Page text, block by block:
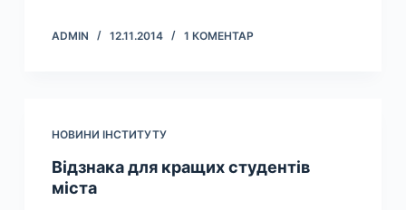
ADMIN 12.11.2014 1 КОМЕНТАР
НОВИНИ ІНСТИТУТУ
Відзнака для кращих студентів
міста